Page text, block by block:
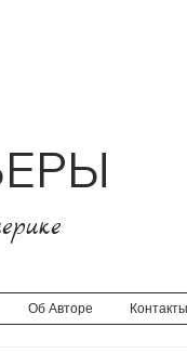
Об Авторе Контакты